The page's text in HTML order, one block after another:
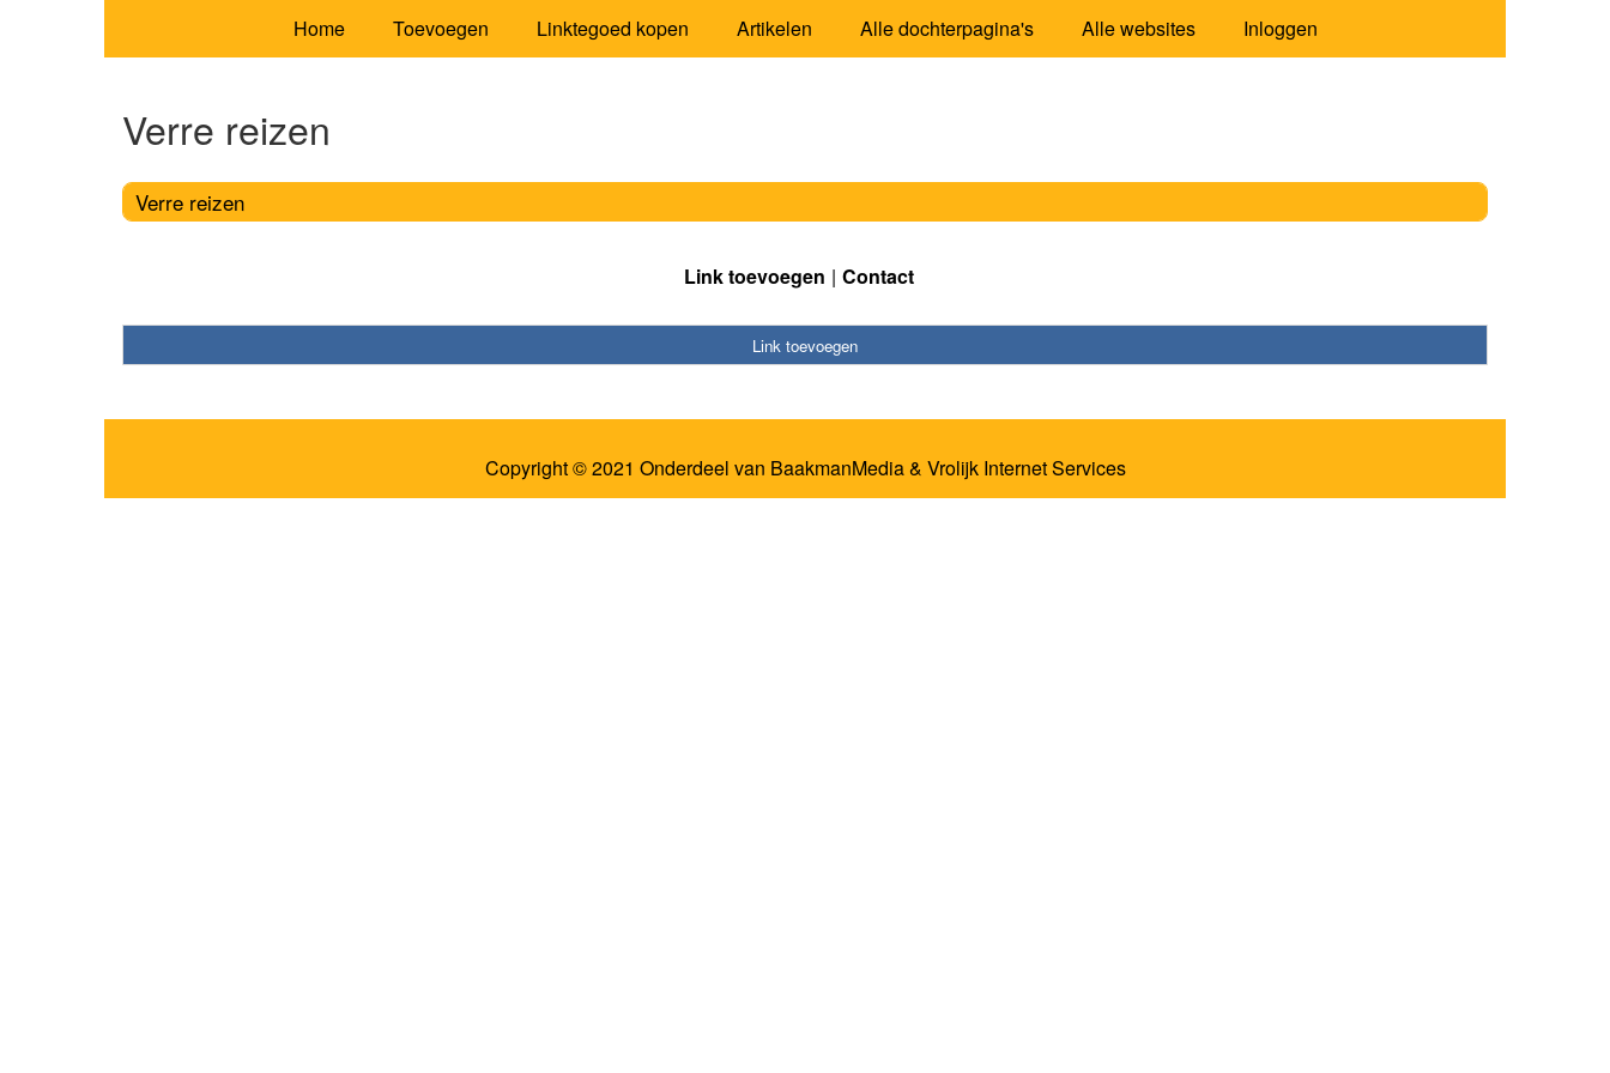
Home Toevoegen Linktegoed kopen Artikelen Alle dochterpagina's Alle websites Inloggen
Verre reizen
Verre reizen
Link toevoegen Contact
Link toevoegen
Copyright © 2021 Onderdeel van BaakmanMedia& Vrolijk Internet Services